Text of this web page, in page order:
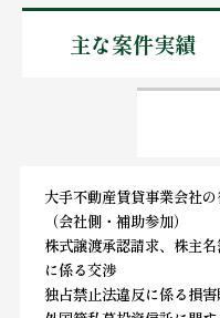
主な案件実績
大手不動産賃貸事業会社
（会社側・補助参加）
株式譲渡承認請求、株主
に係る交渉
独占禁止法違反に係る損